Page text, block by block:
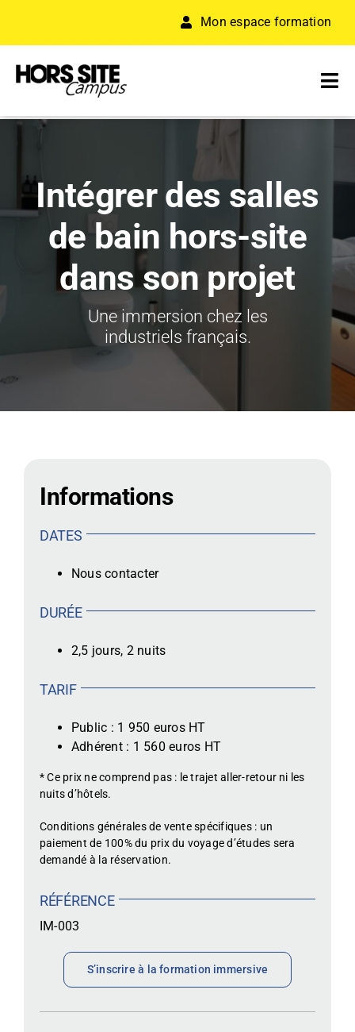
contenu
Mon espace formation
FORMATION
RÉSEAU D’ENTREPRISES
ACCÉLÉRATEUR
Intégrer des salles
de bain hors-site
dans son projet
Une immersion chez les
industriels français.
Informations
DATES
Nous contacter
DURÉE
2,5 jours, 2 nuits
TARIF
Public : 1 950 euros HT
Adhérent : 1 560 euros HT
* Ce prix ne comprend pas : le trajet aller-retour ni les
nuits d’hôtels.
Conditions générales de vente spécifiques : un
paiement de 100% du prix du voyage d’études sera
demandé à la réservation.
RÉFÉRENCE
IM-003
S’inscrire à la formation immersive